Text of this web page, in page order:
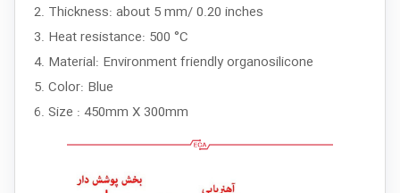
2. Thickness: about 5 mm/ 0.20 inches
3. Heat resistance: 500 °C
4. Material: Environment friendly organosilicone
5. Color: Blue
6. Size : 450mm X 300mm